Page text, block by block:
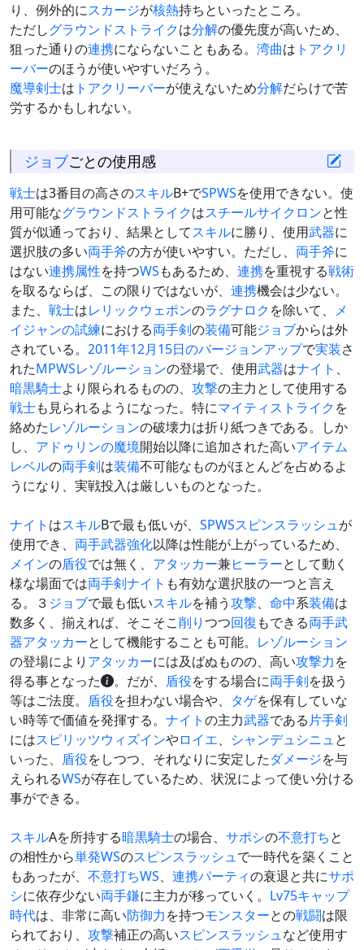
り、例外的にスカージが核熱持ちといったところ。
ただしグラウンドストライクは分解の優先度が高いため、
狙った通りの連携にならないこともある。 湾曲は トアクリ
ーバーのほうが使いやすいだろう。
魔導剣士は トアクリーバーが使えないため分解だらけで苦
労するかもしれない。
ジョブごとの使用感
戦士は3番目の高さのスキルB+でSPWSを使用できない。使
用可能なグラウンドストライクはスチールサイクロンと性
質が似通っており、結果としてスキルに勝り、使用武器に
選択肢の多い両手斧の方が使いやすい。ただし、 両手斧に
はない連携属性を持つWSもあるため、 連携を重視する戦術
を取るならば、この限りではないが、 連携機会は少ない。
また、 戦士はレリックウェポンのラグナロクを除いて、 メ
イジャンの試練における両手剣の装備可能ジョブからは外
されている。 2011年12月15日のバージョンアップで実装さ
れたMPWSレゾルーションの登場で、使用武器はナイト 、
暗黒騎士より限られるものの、 攻撃の主力として使用する
戦士も見られるようになった。特にマイティストライクを
絡めたレゾルーションの破壊力は折り紙つきである。しか
し、 アドゥリンの魔境開始以降に追加された高いアイテム
レベルの両手剣は装備不可能なものがほとんどを占めるよ
うになり、実戦投入は厳しいものとなった。
ナイト はスキルBで最も低いが、 SPWSスピンスラッシュが
使用でき、 両手武器強化以降は性能が上がっているため、
メインの盾役では無く、 アタッカー兼ヒーラーとして動く
様な場面では両手剣ナイト も有効な選択肢の一つと言え
る。３ ジョブで最も低いスキルを補う攻撃、 命中系装備は
数多く、揃えれば、そこそこ削りつつ回復もできる両手武
器アタッカーとして機能することも可能。 レゾルーション
の登場により アタッカーには及ばぬものの、高い攻撃力を
得る事となった
。だが、 盾役をする場合に両手剣を扱う
等はご法度。 盾役を担わない場合や、 タゲを保有していな
い時等で価値を発揮する。 ナイトの主力武器である片手剣
にはスピリッツウィズインやロイエ、 シャンデュシニュと
いった、 盾役をしつつ、それなりに安定したダメージを与
えられるWSが存在しているため、状況によって使い分ける
事ができる。
スキルAを所持する暗黒騎士の場合、 サポシの不意打ちと
の相性から単発WSのスピンスラッシュで一時代を築くこと
もあったが、 不意打ちWS、 連携パーティの衰退と共にサポ
シに依存少ない両手鎌に主力が移っていく。 Lv75キャップ
時代は、非常に高い防御力を持つモンスターとの戦闘は限
られており、 攻撃補正の高いスピンスラッシュなど使用す